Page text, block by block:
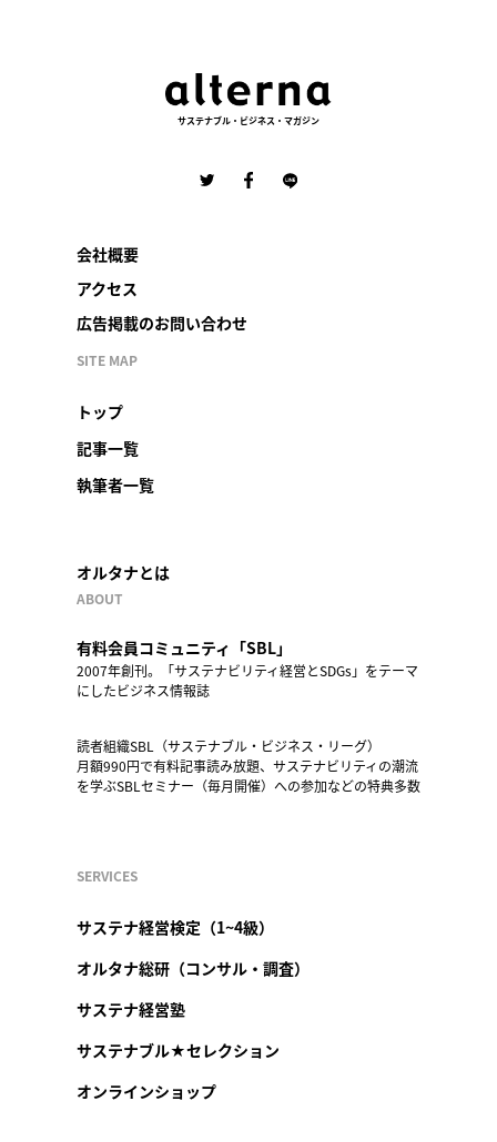
サステナブル・ビジネス・マガジン
会社概要
アクセス
広告掲載のお問い合わせ
SITE MAP
トップ
記事一覧
執筆者一覧
オルタナとは
ABOUT
有料会員コミュニティ「SBL」
2007年創刊。「サステナビリティ経営とSDGs」をテーマ
にしたビジネス情報誌
読者組織SBL（サステナブル・ビジネス・リーグ）
月額990円で有料記事読み放題、サステナビリティの潮流
を学ぶSBLセミナー（毎月開催）への参加などの特典多数
SERVICES
サステナ経営検定（1~4級）
オルタナ総研（コンサル・調査）
サステナ経営塾
サステナブル★セレクション
オンラインショップ